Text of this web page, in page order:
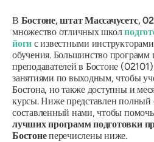
В Бостоне, штат Массачусетс,
множество отличных школ
йоги с известными
обучения. Большинство программ
преподавателей в Бостоне
занятиями по выходным, чтобы
Бостона, но также доступны и
курсы. Ниже представлен полный
составленный нами, чтобы
лучших программ подготовки
Бостонеперечислены ниже.